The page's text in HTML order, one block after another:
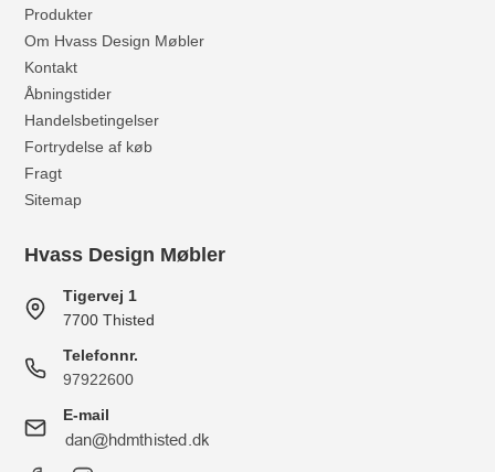
Produkter
Om Hvass Design Møbler
Kontakt
Åbningstider
Handelsbetingelser
Fortrydelse af køb
Fragt
Sitemap
Hvass Design Møbler
Tigervej 1
7700 Thisted
Telefonnr.
97922600
E-mail